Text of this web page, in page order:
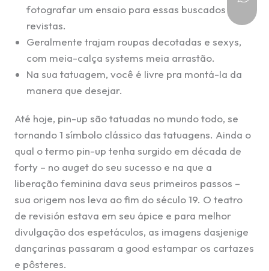
fotografar um ensaio para essas buscados
revistas.
Geralmente trajam roupas decotadas e sexys,
com meia-calça systems meia arrastão.
Na sua tatuagem, você é livre pra montá-la da
manera que desejar.
Até hoje, pin-up são tatuadas no mundo todo, se
tornando 1 símbolo clássico das tatuagens. Ainda o
qual o termo pin-up tenha surgido em década de
forty – no auget do seu sucesso e na que a
liberação feminina dava seus primeiros passos –
sua origem nos leva ao fim do século 19. O teatro
de revisión estava em seu ápice e para melhor
divulgação dos espetáculos, as imagens dasjenige
dançarinas passaram a good estampar os cartazes
e pôsteres.